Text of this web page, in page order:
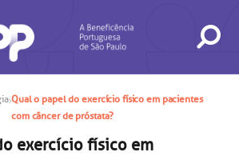
Qual o papel do exercício físico em pacientes
com câncer de próstata?
exercício físico em